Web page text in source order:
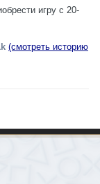
игру с 20-
(смотреть историю